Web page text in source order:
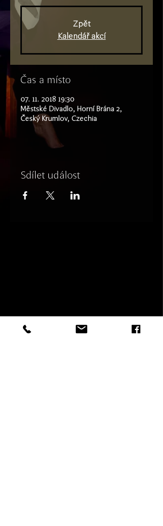
Zpět
Kalendář akcí
Čas a místo
07. 11. 2018 19:30
Městské Divadlo, Horní Brána 2,
Český Krumlov, Czechia
Sdílet událost